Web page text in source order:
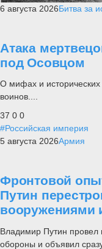
6 августа 2026Битва за
Атака
под Осовцом
О мифах и исторических
воинов....
37 0 0
#Российская империя
5 августа 2026Армия
Фронтовой
Путин
вооружениями
Владимир Путин провел
обороны и объявил